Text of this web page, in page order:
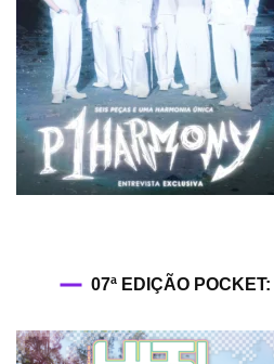
07ª EDIÇÃO